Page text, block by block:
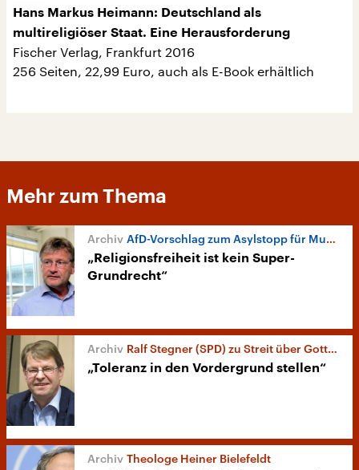
Hans Markus Heimann: Deutschland als
multireligiöser Staat. Eine Herausforderung
Fischer Verlag, Frankfurt 2016
256 Seiten, 22,99 Euro, auch als E-Book erhältlich
Mehr zum Thema
AfD-Vorschlag zum Asylstopp für Muslime
„Religionsfreiheit ist kein Super-
Grundrecht“
Ralf Stegner (SPD) zu Streit über Gottesbezug
„Toleranz in den Vordergrund stellen“
Theologe Heiner Bielefeldt